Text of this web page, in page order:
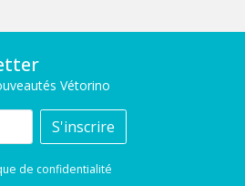
Vétorino
S'inscrire
de confidentialité